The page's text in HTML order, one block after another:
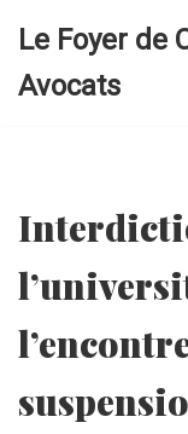
au
Le Foyer de
Avocats